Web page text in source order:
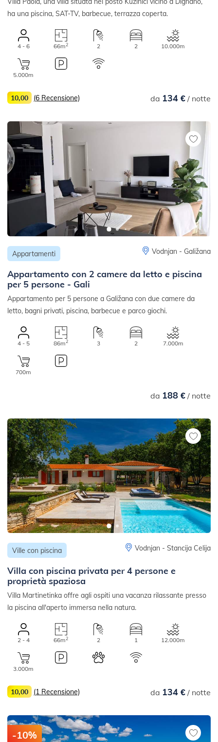
ha una piscina, SAT-TV, barbecue, terrazza coperta.
4 - 6 66m2 2 2 10.000m
5.000m
da 134 €/ notte
10,00 (6 Recensione)
Appartamenti Vodnjan - Galižana
Appartamento con 2 camere da letto e piscina
per 5 persone - Gali
Appartamento per 5 persone a Galižana con due camere da
letto, bagni privati, piscina, barbecue e parco giochi.
4 - 5 86m2 3 2 7.000m
700m
da 188 €/ notte
Ville con piscina Vodnjan - Stancija Celija
Villa con piscina privata per 4 persone e
proprietà spaziosa
Villa Martinetinka offre agli ospiti una vacanza rilassante presso
la piscina all'aperto immersa nella natura.
2 - 4 66m2 2 1 12.000m
3.000m
da 134 €/ notte
10,00 (1 Recensione)
-10%